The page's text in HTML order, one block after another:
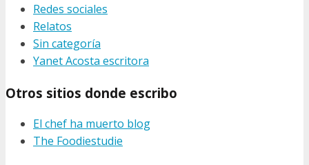
Redes sociales
Relatos
Sin categoría
Yanet Acosta escritora
Otros sitios donde escribo
El chef ha muerto blog
The Foodiestudie